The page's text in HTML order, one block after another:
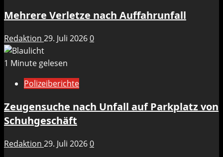
Mehrere Verletze nach Auffahrunfall
Redaktion 29. Juli 20260
1 Minute gelesen
Polizeiberichte
Zeugensuche nach Unfall auf Parkplatz von
Schuhgeschäft
Redaktion 29. Juli 20260